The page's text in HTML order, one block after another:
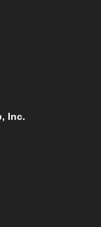
Inc.